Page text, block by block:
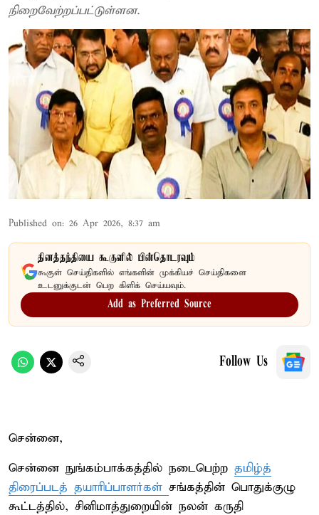
நிறைவேற்றப்பட்டுள்ளன.
Published on: 26 Apr 2026, 8:37 am
தினத்தந்தியை கூகுளில் பின்தொடரவும்
கூகுள் செய்திகளில் எங்களின் முக்கியச் செய்திகளை
உடனுக்குடன் பெற கிளிக் செய்யவும்.
Add as Preferred Source
Follow Us
சென்னை,
சென்னை நுங்கம்பாக்கத்தில் நடைபெற்ற தமிழ்த்
திரைப்படத் தயாரிப்பாளர்கள் சங்கத்தின் பொதுக்குழு
கூட்டத்தில், சினிமாத்துறையின் நலன் கருதி